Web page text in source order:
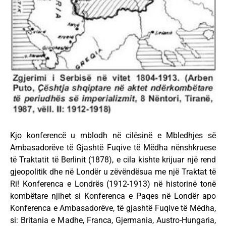
Kjo konferencë u mblodh në cilësinë e Mbledhjes së
Ambasadorëve të Gjashtë Fuqive të Mëdha nënshkruese
të Traktatit të Berlinit (1878), e cila kishte krijuar një rend
gjeopolitik dhe në Londër u zëvëndësua me një Traktat të
Ri! Konferenca e Londrës (1912-1913) në historinë tonë
kombëtare njihet si Konferenca e Paqes në Londër apo
Konferenca e Ambasadorëve, të gjashtë Fuqive të Mëdha,
si: Britania e Madhe, Franca, Gjermania, Austro-Hungaria,